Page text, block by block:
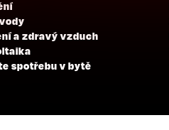
a zdravý vzduch
spotřebu v bytě